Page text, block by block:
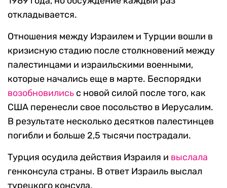
откладывается.
Отношения между Израилем и Турции вошли в
кризисную стадию после столкновений между
палестинцами и израильскими военными,
которые начались еще в марте. Беспорядки
возобновились с новой силой после того, как
США перенесли свое посольство в Иерусалим.
В результате несколько десятков палестинцев
погибли и больше 2,5 тысячи пострадали.
Турция осудила действия Израиля и выслала
генконсула страны. В ответ Израиль выслал
турецкого консула.